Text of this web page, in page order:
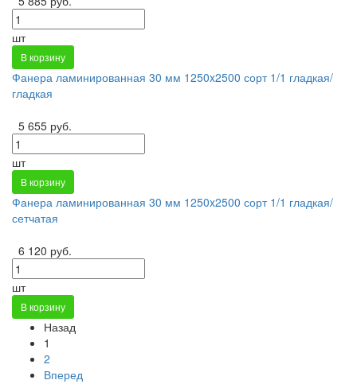
шт
В корзину
Фанера ламинированная 30 мм 1250x2500 сорт 1/1 гладкая/
гладкая
5 655 руб.
шт
В корзину
Фанера ламинированная 30 мм 1250x2500 сорт 1/1 гладкая/
сетчатая
6 120 руб.
шт
В корзину
Назад
1
2
Вперед